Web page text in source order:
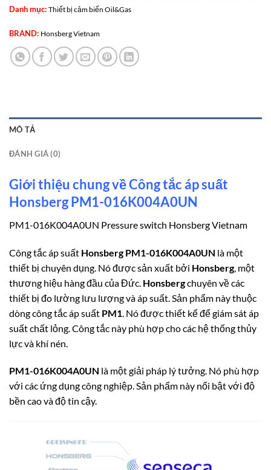
Danh mục: Thiết bị cảm biến Oil&Gas
BRAND: Honsberg Vietnam
MÔ TẢ
ĐÁNH GIÁ (0)
Giới thiệu chung về Công tắc áp suất
Honsberg PM1-016K004A0UN
PM1-016K004A0UN Pressure switch Honsberg Vietnam
Công tắc áp suất Honsberg PM1-016K004A0UN là một
thiết bị chuyên dụng. Nó được sản xuất bởi Honsberg, một
thương hiệu hàng đầu của Đức. Honsbergchuyên về các
thiết bị đo lường lưu lượng và áp suất. Sản phẩm này thuộc
dòng công tắc áp suất PM1 Nó được thiết kế để giám sát áp
suất chất lỏng. Công tắc này phù hợp cho các hệ thống thủy
lực và khí nén.
PM1-016K004A0UN là một giải pháp lý tưởng. Nó phù hợp
với các ứng dụng công nghiệp. Sản phẩm này nổi bật với độ
bền cao và độ tin cậy.